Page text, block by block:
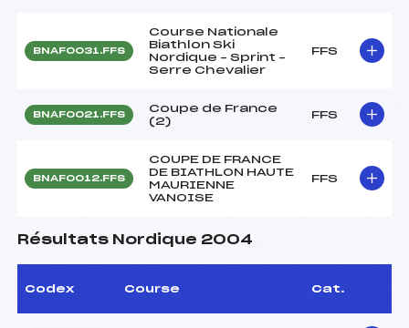
BNAF0031.FFS
Course Nationale
Biathlon Ski
Nordique – Sprint –
Serre Chevalier
FFS
BNAF0021.FFS
Coupe de France
(2)
FFS
BNAF0012.FFS
COUPE DE FRANCE
DE BIATHLON HAUTE
MAURIENNE
VANOISE
FFS
Résultats Nordique 2004
Codex Course Cat.